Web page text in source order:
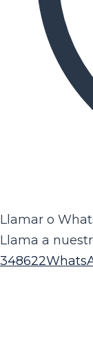
Llamar o
Llama a
348622